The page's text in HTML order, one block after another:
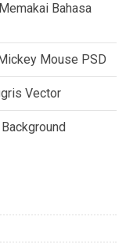
Bahasa
Mouse PSD
Vector